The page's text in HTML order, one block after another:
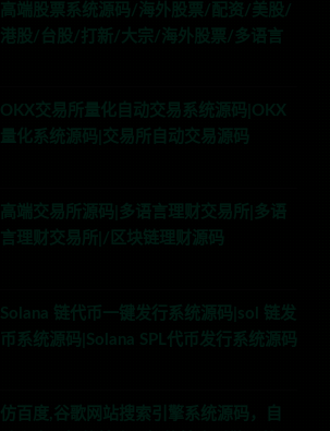
高端股票系统源码/海外股票/配资/美股/
港股/台股/打新/大宗/海外股票/多语言
OKX交易所量化自动交易系统源码|OKX
量化系统源码|交易所自动交易源码
高端交易所源码|多语言理财交易所|多语
言理财交易所|/区块链理财源码
Solana 链代币一键发行系统源码|sol 链发
币系统源码|Solana SPL代币发行系统源码
仿百度,谷歌网站搜索引擎系统源码，自